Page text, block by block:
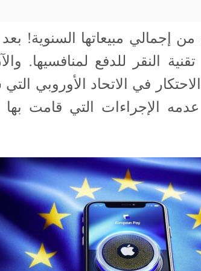
إجمالي مبيعاتها السنوية!
النقر للدفع لمنافسيها.
في الاتحاد الأوروبي
الإجراءات التي قامت بها